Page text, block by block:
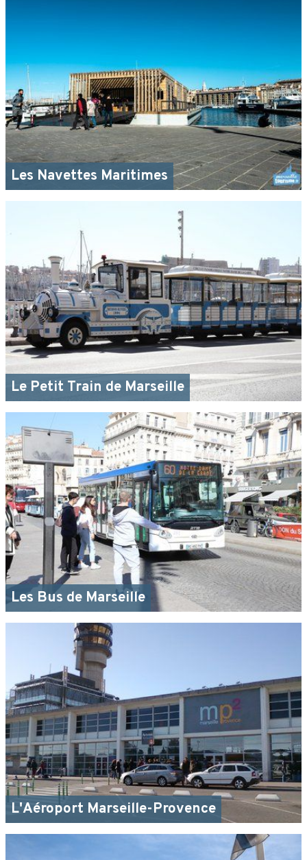
Les Navettes Maritimes
Le Petit Train de Marseille
Les Bus de Marseille
L'Aéroport Marseille-Provence